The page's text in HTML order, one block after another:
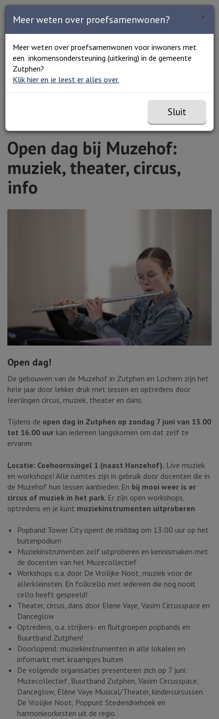
Open en sluit het
Menu
Lees voor
Uitleg woorden
Simpele tekst
Home Agenda
theater, circus, info
Open dag bij Muzehof:
muziek, theater, circus,
info
Open dag!
De gebouwen van de Muzehof in Zutphen en Lochem zijn het
hele jaar door lekker druk met lessen en optredens door
leerlingen circus, muziek, theater en dans.
Tijdens de open dag in Zutphen op zondag 7 juni van 13.00
tot 16.00 uur kan iedereen langskomen om dat zelf te
ervaren.
Locatie: Coehoornsingel 1 (naast Hanzehof). Live muziek
en workshops! Alle ruimtes zijn in gebruik door docenten die in
de Muzehof hun lessen aanbieden. En bij mooi weer is er
circus of muziek in het park. Er zijn open workshops,
optredens en je kunt muziekinstrumenten uitproberen.
Popband Tower City opent de middag om 13:00 uur op het
buitenpodium
Muziekinstrumenten zelf uitproberen en kennismaken met
de docenten van het Muzecollectief
Workshops o.a. door De Vrolijke Noot, muziek voor de
allerkleinsten. En folkcello met iedereen die nog nooit
cello heeft gespeeld!
Theater, circus, dans door Elene Vaye, Vasim Circusspace en
Danceglow
Optredens, o.a. strijkers- en fluitgroepen popbands en
Buurtband Zutphen!
Doorlopend: muziekinstrumenten in alle lokalen en
infomarkt met kraampjes buiten
De volgende organisaties presenteren zich op 7 juni:
Muzecollectief, Buurtband Zutphen, Vasim Circusspace,
Danceglow, Elène Vaye Musical/Theater, kindercursussen
De Vrolijke Noot, Poppunt Stedendriehoek en
harmonieorkesten uit de regio.
×
Meer weten over proefsamenwonen?
Meer weten over proefsamenwonen voor inwoners met
een inkomensondersteuning (uitkering) in de gemeente
Zutphen?
Klik hier en je leest er alles over.
Sluit